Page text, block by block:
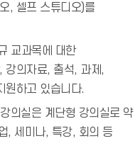
, 셀프 스튜디오)를
교과목에 대한
강의자료, 출석, 과제,
원하고 있습니다.
의실은 계단형 강의실로 약
, 세미나, 특강, 회의 등